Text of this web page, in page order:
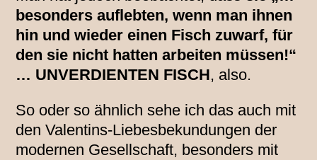
besonders auflebten, wenn man ihnen
hin und wieder einen Fisch zuwarf, für
den sie nicht hatten arbeiten müssen!“
… UNVERDIENTEN FISCH, also.
So oder so ähnlich sehe ich das auch mit
den Valentins-Liebesbekundungen der
modernen Gesellschaft, besonders mit